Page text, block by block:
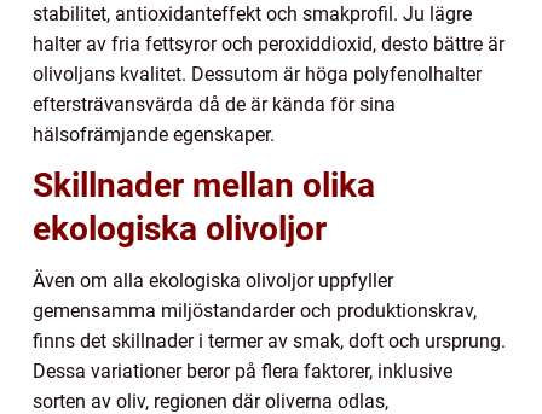
stabilitet, antioxidanteffekt och smakprofil. Ju lägre
halter av fria fettsyror och peroxiddioxid, desto bättre är
olivoljans kvalitet. Dessutom är höga polyfenolhalter
eftersträvansvärda då de är kända för sina
hälsofrämjande egenskaper.
Skillnader mellan olika
ekologiska olivoljor
Även om alla ekologiska olivoljor uppfyller
gemensamma miljöstandarder och produktionskrav,
finns det skillnader i termer av smak, doft och ursprung.
Dessa variationer beror på flera faktorer, inklusive
sorten av oliv, regionen där oliverna odlas,